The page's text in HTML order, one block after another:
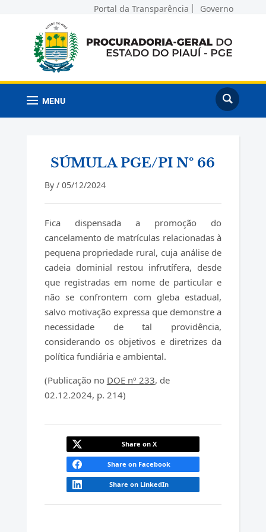
Portal da Transparência Governo
MENU
SÚMULA PGE/PI Nº 66
By / 05/12/2024
Fica dispensada a promoção do
cancelamento de matrículas relacionadas à
pequena propriedade rural, cuja análise de
cadeia dominial restou infrutífera, desde
que registradas em nome de particular e
não se confrontem com gleba estadual,
salvo motivação expressa que demonstre a
necessidade de tal providência,
considerando os objetivos e diretrizes da
política fundiária e ambiental.
(Publicação no DOE nº 233, de
02.12.2024, p. 214)
Share on X
Share on Facebook
Share on LinkedIn